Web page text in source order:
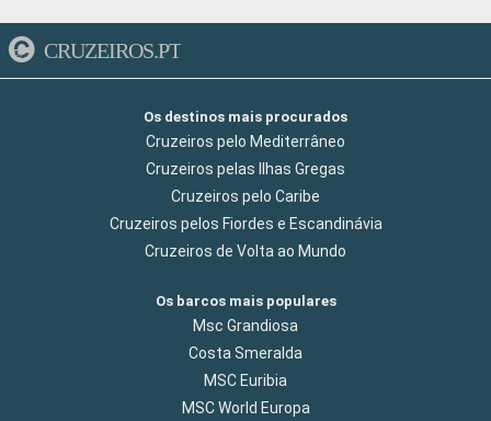
CRUZEIROS.PT
Os destinos mais procurados
Cruzeiros pelo Mediterrâneo
Cruzeiros pelas Ilhas Gregas
Cruzeiros pelo Caribe
Cruzeiros pelos Fiordes e Escandinávia
Cruzeiros de Volta ao Mundo
Os barcos mais populares
Msc Grandiosa
Costa Smeralda
MSC Euribia
MSC World Europa